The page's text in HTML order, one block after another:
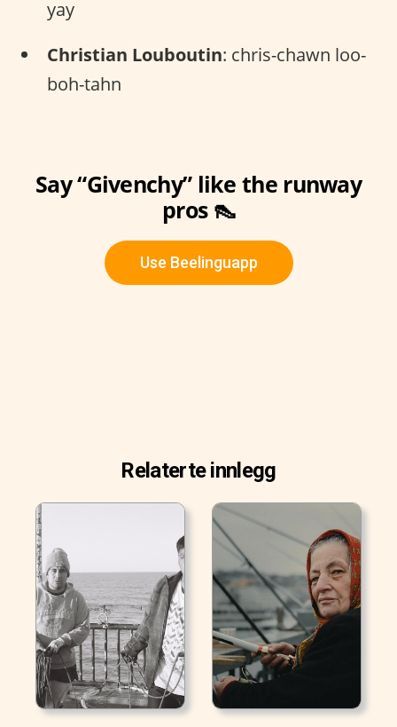
yay
Christian Louboutin: chris-chawn loo-
boh-tahn
Say “Givenchy” like the runway
pros 👠
Use Beelinguapp
Relaterte innlegg